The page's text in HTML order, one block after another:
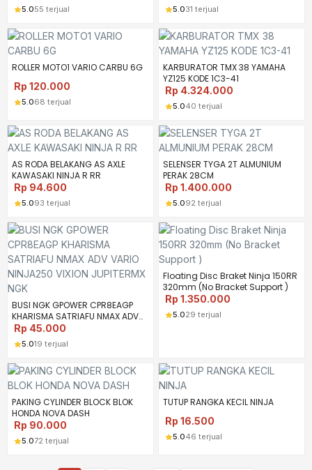
5.055 terjual 5.031 terjual
ROLLER MOTO1 VARIO CARBU 6G
Rp 120.000
5.068 terjual
KARBURATOR TMX 38 YAMAHA
YZ125 KODE 1C3-41
Rp 4.324.000
5.040 terjual
AS RODA BELAKANG AS AXLE
KAWASAKI NINJA R RR
Rp 94.600
5.093 terjual
SELENSER TYGA 2T ALMUNIUM
PERAK 28CM
Rp 1.400.000
5.092 terjual
BUSI NGK GPOWER CPR8EAGP
KHARISMA SATRIAFU NMAX ADV
VARIO NINJA250 VIXION
JUPITERMX NGK
Rp 45.000
5.019 terjual
Floating Disc Braket Ninja 150RR
320mm (No Bracket Support )
Rp 1.350.000
5.029 terjual
PAKING CYLINDER BLOCK BLOK
HONDA NOVA DASH
Rp 90.000
5.072 terjual
TUTUP RANGKA KECIL NINJA
Rp 16.500
5.046 terjual